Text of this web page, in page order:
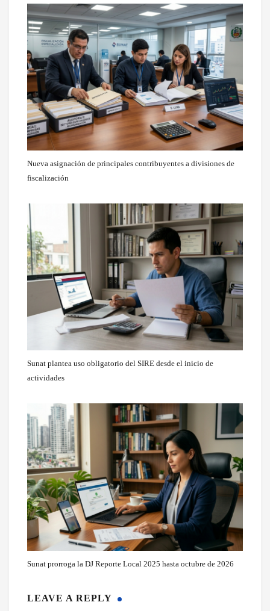
Nueva asignación de principales contribuyentes a divisiones de
fiscalización
Sunat plantea uso obligatorio del SIRE desde el inicio de
actividades
Sunat prorroga la DJ Reporte Local 2025 hasta octubre de 2026
LEAVE A REPLY